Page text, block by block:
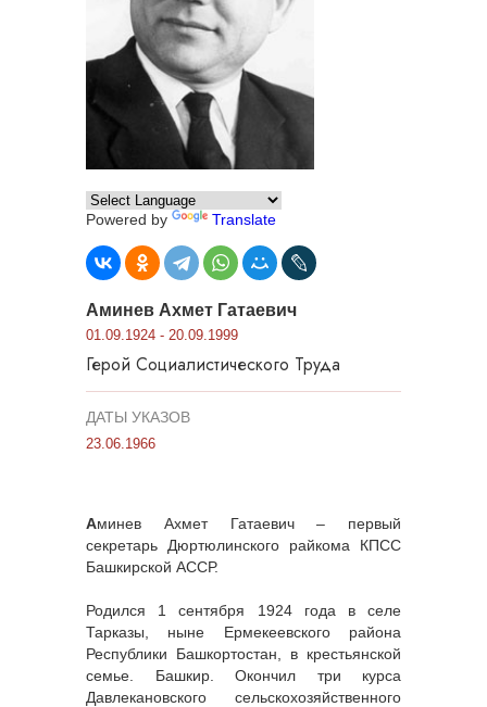
Powered by Translate
Аминев Ахмет Гатаевич
01.09.1924 - 20.09.1999
Герой Социалистического Труда
ДАТЫ УКАЗОВ
23.06.1966
Аминев Ахмет Гатаевич – первый
секретарь Дюртюлинского райкома КПСС
Башкирской АССР.
Родился 1 сентября 1924 года в селе
Тарказы, ныне Ермекеевского района
Республики Башкортостан, в крестьянской
семье. Башкир. Окончил три курса
Давлекановского сельскохозяйственного